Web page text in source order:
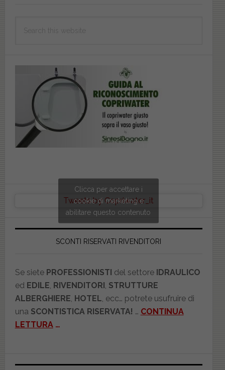
Tweets by Copriwater_it
Clicca per accettare i
cookie di marketing e
abilitare questo contenuto
SCONTI RISERVATI RIVENDITORI
Se siete PROFESSIONISTI del settore IDRAULICO
ed EDILE RIVENDITORI STRUTTURE
ALBERGHIERE HOTEL , ecc… potrete usufruire di
una SCONTISTICA RISERVATA! … CONTINUA
LETTURA …